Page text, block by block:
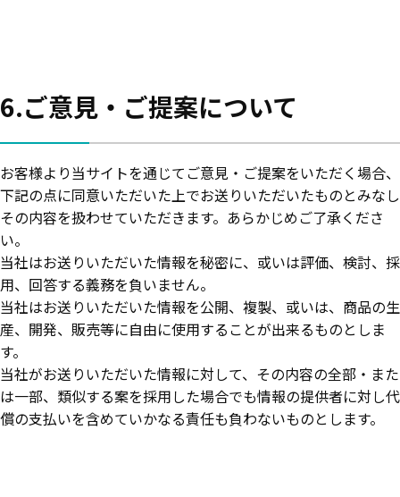
6.ご意見・ご提案について
お客様より当サイトを通じてご意見・ご提案をいただく場合、
下記の点に同意いただいた上でお送りいただいたものとみなし
その内容を扱わせていただきます。あらかじめご了承くださ
い。
当社はお送りいただいた情報を秘密に、或いは評価、検討、採
用、回答する義務を負いません。
当社はお送りいただいた情報を公開、複製、或いは、商品の生
産、開発、販売等に自由に使用することが出来るものとしま
す。
当社がお送りいただいた情報に対して、その内容の全部・また
は一部、類似する案を採用した場合でも情報の提供者に対し代
償の支払いを含めていかなる責任も負わないものとします。